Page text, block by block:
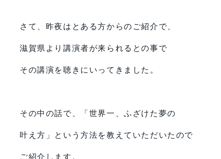
さて、昨夜はとある方からのご紹介で、
滋賀県より講演者が来られるとの事で
その講演を聴きにいってきました。
その中の話で、「世界一、ふざけた夢の
叶え方」という方法を教えていただいたので
ご紹介します。